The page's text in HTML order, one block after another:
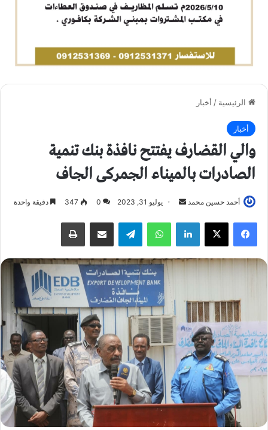
الرئيسية / أخبار
أخبار
والي القضارف يفتتح نافذة بنك تنمية
الصادرات بالميناء الجمركى الجاف
أحمد حسين محمد
ل
ب
إ
ل
ت
ر
و
يوليو 31, 2023 0
347 دقيقة واحدة
فيسبوك لينكدإن واتساب